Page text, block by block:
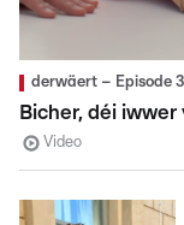
derwäert – Episode
Bicher, déi
Video